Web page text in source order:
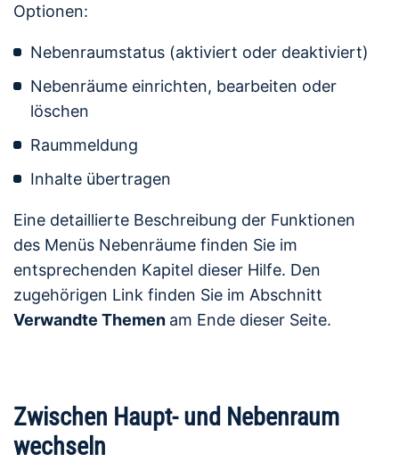
Optionen:
Nebenraumstatus (aktiviert oder deaktiviert)
Nebenräume einrichten, bearbeiten oder
löschen
Raummeldung
Inhalte übertragen
Eine detaillierte Beschreibung der Funktionen
des Menüs Nebenräume finden Sie im
entsprechenden Kapitel dieser Hilfe. Den
zugehörigen Link finden Sie im Abschnitt
Verwandte Themen am Ende dieser Seite.
Zwischen Haupt- und Nebenraum
wechseln